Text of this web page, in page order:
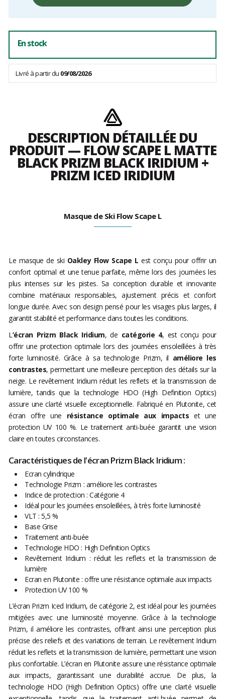
En stock
Livré à partir du 09/08/2026
DESCRIPTION DÉTAILLÉE DU
PRODUIT — FLOW SCAPE L MATTE
BLACK PRIZM BLACK IRIDIUM +
PRIZM ICED IRIDIUM
Masque de Ski Flow Scape L
Le masque de ski Oakley Flow Scape L est conçu pour offrir un
confort optimal et une tenue parfaite, même lors des journées les
plus intenses sur les pistes. Sa conception durable et innovante
combine matériaux responsables, ajustement précis et confort
longue durée. Avec son design pensé pour les visages plus larges, il
garantit stabilité et performance dans toutes les conditions.
L’écran Prizm Black Iridium, de catégorie 4, est conçu pour
offrir une protection optimale lors des journées ensoleillées à très
forte luminosité. Grâce à sa technologie Prizm, il améliore les
contrastes, permettant une meilleure perception des détails sur la
neige. Le revêtement Iridium réduit les reflets et la transmission de
lumière, tandis que la technologie HDO (High Definition Optics)
assure une clarté visuelle exceptionnelle. Fabriqué en Plutonite, cet
écran offre une résistance optimale aux impacts et une
protection UV 100 %. Le traitement anti-buée garantit une vision
claire en toutes circonstances.
Caractéristiques de l'écran Prizm Black Iridium :
Ecran cylindrique
Technologie Prizm : améliore les contrastes
Indice de protection : Catégorie 4
Idéal pour les journées ensoleillées, à très forte luminosité
VLT : 5,5 %
Base Grise
Traitement anti-buée
Technologie HDO : High Definition Optics
Revêtement Iridium : réduit les reflets et la transmission de
lumière
Ecran en Plutonite : offre une résistance optimale aux impacts
Protection UV 100 %
L’écran Prizm Iced Iridium, de catégorie 2, est idéal pour les journées
mitigées avec une luminosité moyenne. Grâce à la technologie
Prizm, il améliore les contrastes, offrant ainsi une perception plus
précise des reliefs et des variations de terrain. Le revêtement Iridium
réduit les reflets et la transmission de lumière, permettant une vision
plus confortable. L’écran en Plutonite assure une résistance optimale
aux impacts, garantissant une durabilité accrue. De plus, la
technologie HDO (High Definition Optics) offre une clarté visuelle